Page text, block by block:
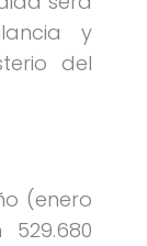
y
del
(enero